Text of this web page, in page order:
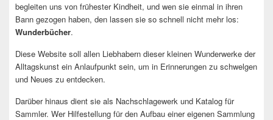
begleiten uns von frühester Kindheit, und wen sie einmal in ihren
Bann gezogen haben, den lassen sie so schnell nicht mehr los:
Wunderbücher.
Diese Website soll allen Liebhabern dieser kleinen Wunderwerke der
Alltagskunst ein Anlaufpunkt sein, um in Erinnerungen zu schwelgen
und Neues zu entdecken.
Darüber hinaus dient sie als Nachschlagewerk und Katalog für
Sammler. Wer Hilfestellung für den Aufbau einer eigenen Sammlung